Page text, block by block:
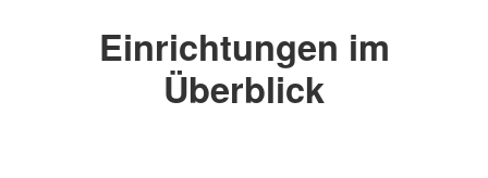
Einrichtungen im
Überblick